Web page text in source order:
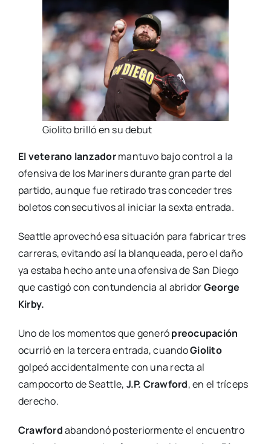
Giolito brilló en su debut
El veterano lanzadormantuvo bajo control a la
ofensiva de los Mariners durante gran parte del
partido, aunque fue retirado tras conceder tres
boletos consecutivos al iniciar la sexta entrada.
Seattle aprovechó esa situación para fabricar tres
carreras, evitando así la blanqueada, pero el daño
ya estaba hecho ante una ofensiva de San Diego
que castigó con contundencia al abridorGeorge
Kirby.
Uno de los momentos que generópreocupación
ocurrió en la tercera entrada, cuandoGiolito
golpeó accidentalmente con una recta al
campocorto de Seattle, J.P. Crawford, en el tríceps
derecho.
Crawfordabandonó posteriormente el encuentro